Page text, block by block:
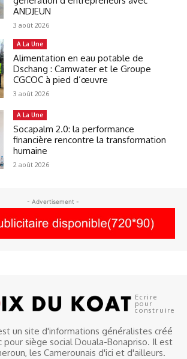
ANDJEUN
3 août 2026
A La Une
Alimentation en eau potable de
Dschang : Camwater et le Groupe
CGCOC à pied d’œuvre
3 août 2026
A La Une
Socapalm 2.0: la performance
financière rencontre la transformation
humaine
2 août 2026
- Advertisement -
Ecrire
pour
construire
un site d'informations généralistes créé
pour siège social Douala-Bonapriso. Il est
les Camerounais d'ici et d'ailleurs.